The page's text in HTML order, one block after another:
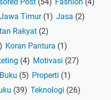
Timur (1) Jasa (2)
Rakyat (2)
Koran Pantura (1)
(4) Motivasi (27)
(5) Properti (1)
(39) Teknologi (26)